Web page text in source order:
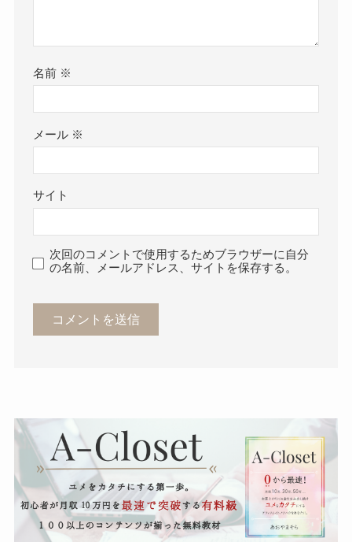
名前 ※
メール ※
サイト
次回のコメントで使用するためブラウザーに自分
の名前、メールアドレス、サイトを保存する。